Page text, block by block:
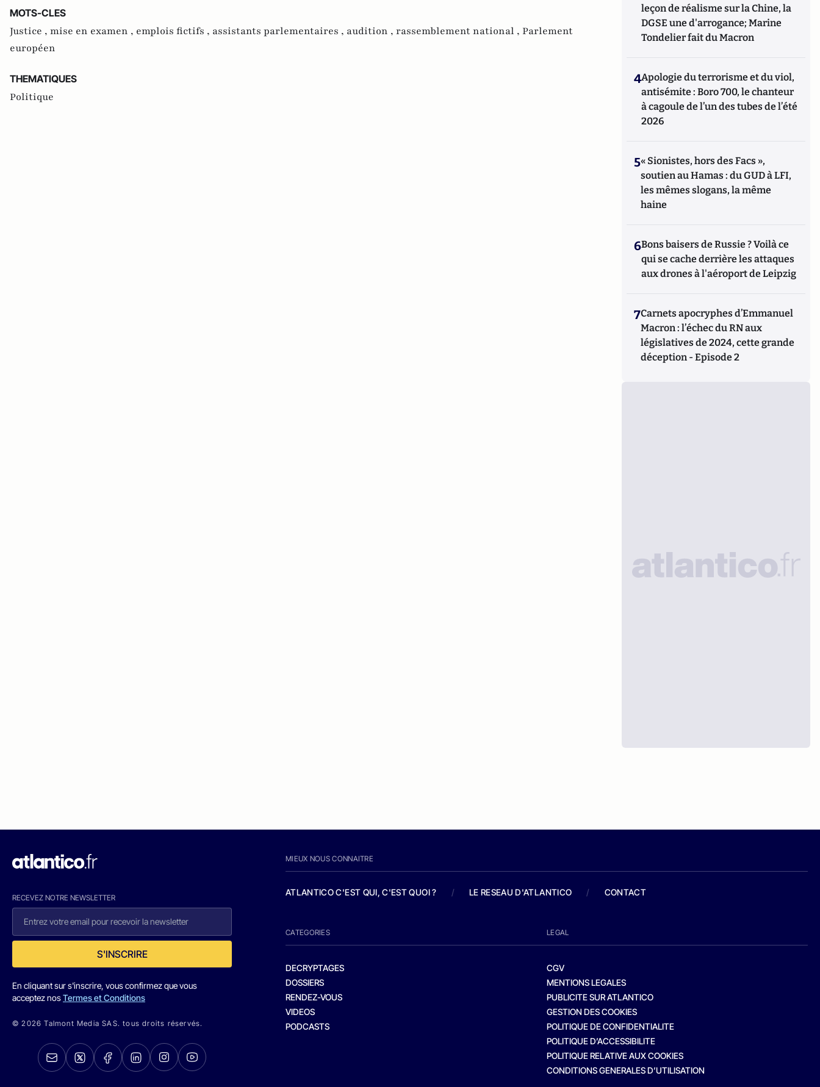
MOTS-CLES
Justice , mise en examen , emplois fictifs , assistants parlementaires , audition , rassemblement national , Parlement
européen
THEMATIQUES
Politique
leçon de réalisme sur la Chine, la
DGSE une d'arrogance; Marine
Tondelier fait du Macron
4Apologie du terrorisme et du viol,
antisémite : Boro 700, le chanteur
à cagoule de l’un des tubes de l’été
2026
5« Sionistes, hors des Facs »,
soutien au Hamas : du GUD à LFI,
les mêmes slogans, la même
haine
6Bons baisers de Russie ? Voilà ce
qui se cache derrière les attaques
aux drones à l'aéroport de Leipzig
7Carnets apocryphes d’Emmanuel
Macron : l’échec du RN aux
législatives de 2024, cette grande
déception - Episode 2
RECEVEZ NOTRE NEWSLETTER
S'INSCRIRE
En cliquant sur s'inscrire, vous confirmez que vous
acceptez nosTermes et Conditions
© 2026 Talmont Media SAS. tous droits réservés.
MIEUX NOUS CONNAITRE
ATLANTICO C'EST QUI, C'EST QUOI ? / LE RESEAU D'ATLANTICO / CONTACT
CATEGORIES
DECRYPTAGES
DOSSIERS
RENDEZ-VOUS
VIDEOS
PODCASTS
LEGAL
CGV
MENTIONS LEGALES
PUBLICITE SUR ATLANTICO
GESTION DES COOKIES
POLITIQUE DE CONFIDENTIALITE
POLITIQUE D’ACCESSIBILITE
POLITIQUE RELATIVE AUX COOKIES
CONDITIONS GENERALES D’UTILISATION